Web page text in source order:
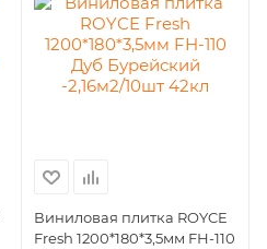
Виниловая плитка ROYCE
Fresh 1200*180*3,5мм FН-110